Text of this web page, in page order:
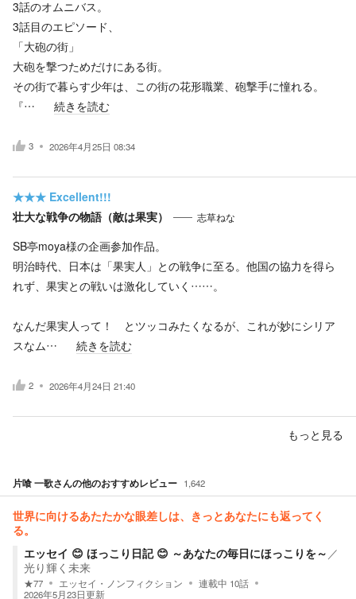
3話のオムニバス。
3話目のエピソード、
「大砲の街」
大砲を撃つためだけにある街。
その街で暮らす少年は、この街の花形職業、砲撃手に憧れる。
『…
続きを読む
3 2026年4月25日 08:34
★★★ Excellent!!!
壮大な戦争の物語（敵は果実）
志草ねな
SB亭moya様の企画参加作品。
明治時代、日本は「果実人」との戦争に至る。他国の協力を得ら
れず、果実との戦いは激化していく……。
なんだ果実人って！ とツッコみたくなるが、これが妙にシリア
スなム…
続きを読む
2 2026年4月24日 21:40
もっと見る
片喰 一歌さんの他のおすすめレビュー 1,642
世界に向けるあたたかな眼差しは、きっとあなたにも返ってく
る。
エッセイ 😊 ほっこり日記 😊 ～あなたの毎日にほっこりを～ ／
光り輝く未来
★77 エッセイ・ノンフィクション 連載中 10話
2026年5月23日更新